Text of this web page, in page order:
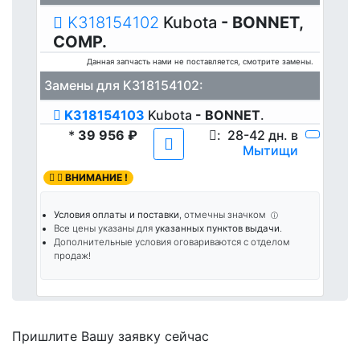
K318154102 Kubota - BONNET,
COMP.
Данная запчасть нами не поставляется, смотрите замены.
Замены для K318154102:
K318154103 Kubota - BONNET.
* 39 956 ₽ : 28-42 дн. в
Мытищи
ВНИМАНИЕ !
Условия оплаты и поставки, отмечны значком ⓘ
Все цены указаны для указанных пунктов выдачи.
Дополнительные условия оговариваются с отделом
продаж!
Пришлите Вашу заявку сейчас